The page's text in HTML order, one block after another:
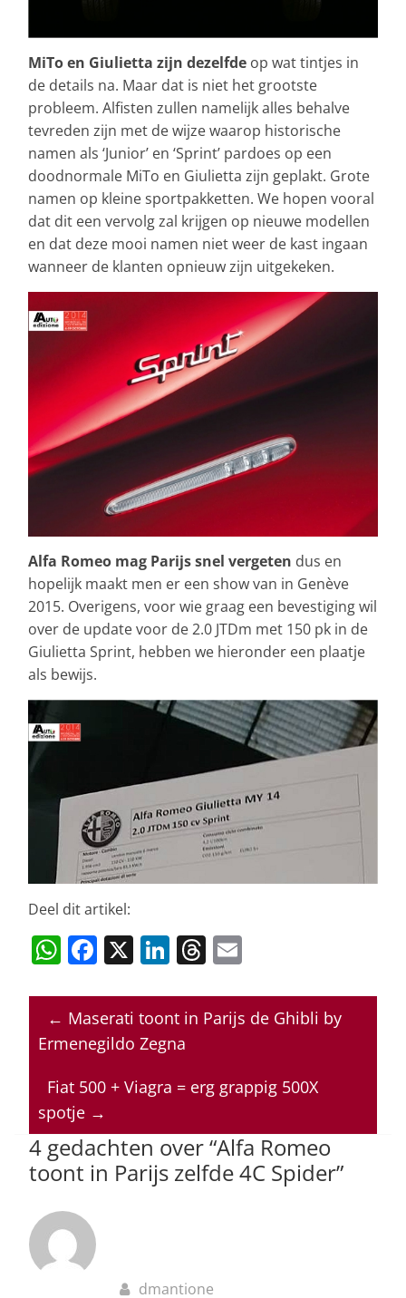
MiTo en Giulietta zijn dezelfde op wat tintjes in
de details na. Maar dat is niet het grootste
probleem. Alfisten zullen namelijk alles behalve
tevreden zijn met de wijze waarop historische
namen als ‘Junior’ en ‘Sprint’ pardoes op een
doodnormale MiTo en Giulietta zijn geplakt. Grote
namen op kleine sportpakketten. We hopen vooral
dat dit een vervolg zal krijgen op nieuwe modellen
en dat deze mooi namen niet weer de kast ingaan
wanneer de klanten opnieuw zijn uitgekeken.
Alfa Romeo mag Parijs snel vergeten dus en
hopelijk maakt men er een show van in Genève
2015. Overigens, voor wie graag een bevestiging wil
over de update voor de 2.0 JTDm met 150 pk in de
Giulietta Sprint, hebben we hieronder een plaatje
als bewijs.
Deel dit artikel:
W
h
at
s
p
p
F
a
c
e
b
o
o
k
X Li
n
k
e
n
T
h
re
a
s
ai
l
← Maserati toont in Parijs de Ghibli by
Ermenegildo Zegna
Fiat 500 + Viagra = erg grappig 500X
spotje →
4 gedachten over “Alfa Romeo
toont in Parijs zelfde 4C Spider”
dmantione